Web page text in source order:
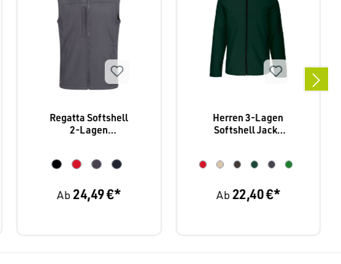
Regatta Softshell
2-Lagen
Ab 24,49 €*
Herren 3-Lagen
Softshell Jacke
Ab 22,40 €*